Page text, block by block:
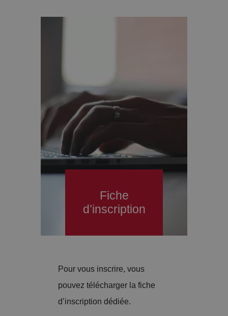
Fiche
d’inscription
Pour vous inscrire, vous
pouvez télécharger la fiche
d’inscription dédiée.